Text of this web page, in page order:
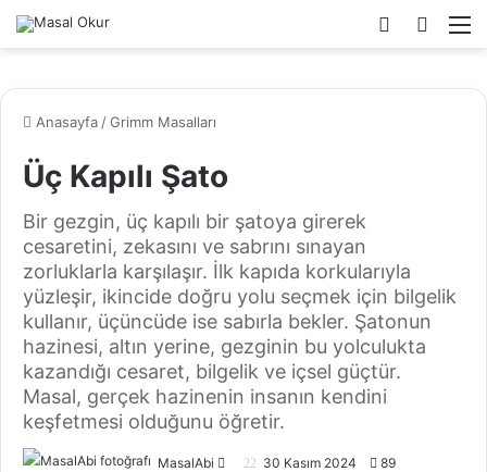
Arama
yap
...
Dış
görünümü
değiştir
Anasayfa /Grimm Masalları
Üç Kapılı Şato
Bir gezgin, üç kapılı bir şatoya girerek
cesaretini, zekasını ve sabrını sınayan
zorluklarla karşılaşır. İlk kapıda korkularıyla
yüzleşir, ikincide doğru yolu seçmek için bilgelik
kullanır, üçüncüde ise sabırla bekler. Şatonun
hazinesi, altın yerine, gezginin bu yolculukta
kazandığı cesaret, bilgelik ve içsel güçtür.
Masal, gerçek hazinenin insanın kendini
keşfetmesi olduğunu öğretir.
MasalAbi 30 Kasım 2024 89